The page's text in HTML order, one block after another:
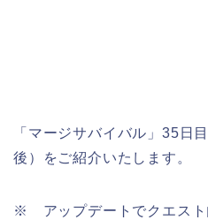
「マージサバイバル」35日
後）をご紹介いたします。
※ アップデートでクエスト